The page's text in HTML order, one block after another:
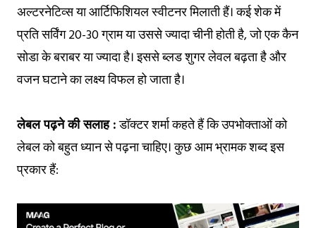
अल्टरनेटिव्स या आर्टिफिशियल स्वीटनर मिलाती हैं। कई शेक में
प्रति सर्विंग 20-30 ग्राम या उससे ज्यादा चीनी होती है, जो एक कैन
सोडा के बराबर या ज्यादा है। इससे ब्लड शुगर लेवल बढ़ता है और
वजन घटाने का लक्ष्य विफल हो जाता है।
लेबल पढ़ने की सलाह :डॉक्टर शर्मा कहते हैं कि उपभोक्ताओं को
लेबल को बहुत ध्यान से पढ़ना चाहिए। कुछ आम भ्रामक शब्द इस
प्रकार हैं: